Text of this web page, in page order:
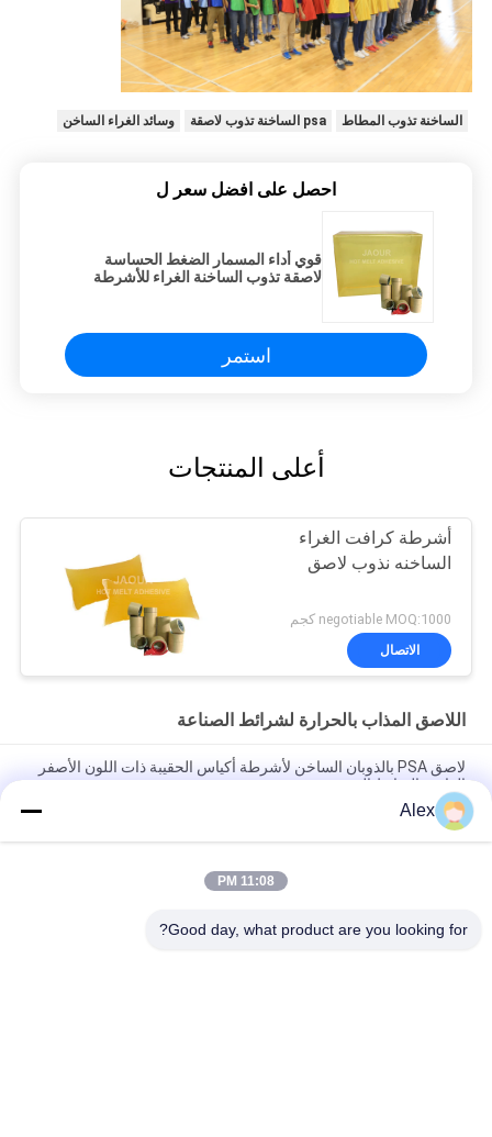
الساخنة تذوب المطاط psa الساخنة تذوب لاصقة وسائد الغراء الساخن
احصل على افضل سعر ل
قوي أداء المسمار الضغط الحساسة
لاصقة تذوب الساخنة الغراء للأشرطة
استمر
أعلى المنتجات
أشرطة كرافت الغراء
الساخنه نذوب لاصق
negotiable MOQ:1000 كجم
الاتصال
اللاصق المذاب بالحرارة لشرائط الصناعة
لاصق PSA بالذوبان الساخن لأشرطة أكياس الحقيبة ذات اللون الأصفر
الفاتح والترابط الجيد
اللاصق المذاب بالحرارة حساس للضغط باللون الأصفر الخفيف
لتطبيقات الأشرطة الصناعية
لاصق الغراء المصهور بالحرارة الصلبة 100٪ لشريط الفوم ورق
Alex
11:08 PM
Good day, what product are you looking for?